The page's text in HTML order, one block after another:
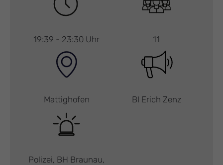
19:39 - 23:30 Uhr 11
Mattighofen BI Erich Zenz
Polizei, BH Braunau,